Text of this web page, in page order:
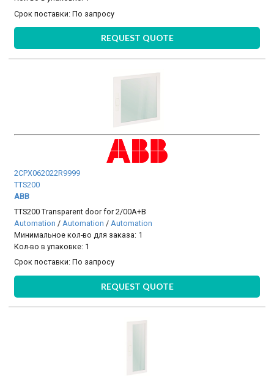
Срок поставки:По запросу
REQUEST QUOTE
2CPX062022R9999
TTS200
ABB
TTS200 Transparent door for 2/00A+B
Automation / Automation / Automation
Минимальное кол-во для заказа: 1
Кол-во в упаковке: 1
Срок поставки:По запросу
REQUEST QUOTE